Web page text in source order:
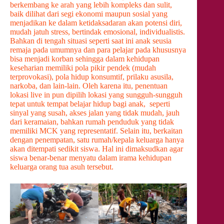
berkembang ke arah yang lebih kompleks dan sulit,
baik dilihat dari segi ekonomi maupun sosial yang
menjadikan ke dalam ketidaksadaran akan potensi diri,
mudah jatuh stress, bertindak emosional, individualistis.
Bahkan di tengah situasi seperti saat ini anak seusia
remaja pada umumnya dan para pelajar pada khususnya
bisa menjadi korban sehingga dalam kehidupan
keseharian memiliki pola pikir pendek (mudah
terprovokasi), pola hidup konsumtif, prilaku asusila,
narkoba, dan lain-lain. Oleh karena itu, penentuan
lokasi live in pun dipilih lokasi yang sungguh-sungguh
tepat untuk tempat belajar hidup bagi anak, seperti
sinyal yang susah, akses jalan yang tidak mudah, jauh
dari keramaian, bahkan rumah penduduk yang tidak
memiliki MCK yang representatif. Selain itu, berkaitan
dengan penempatan, satu rumah/kepala keluarga hanya
akan ditempati sedikit siswa. Hal ini dimaksudkan agar
siswa benar-benar menyatu dalam irama kehidupan
keluarga orang tua asuh tersebut.